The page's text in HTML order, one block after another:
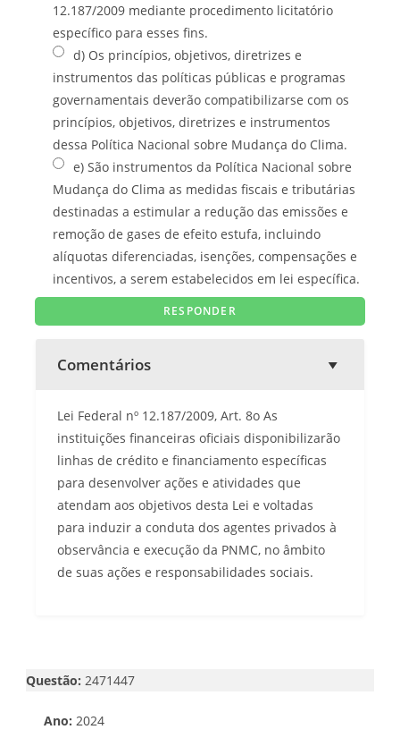
12.187/2009 mediante procedimento licitatório
específico para esses fins.
d) Os princípios, objetivos, diretrizes e
instrumentos das políticas públicas e programas
governamentais deverão compatibilizarse com os
princípios, objetivos, diretrizes e instrumentos
dessa Política Nacional sobre Mudança do Clima.
e) São instrumentos da Política Nacional sobre
Mudança do Clima as medidas fiscais e tributárias
destinadas a estimular a redução das emissões e
remoção de gases de efeito estufa, incluindo
alíquotas diferenciadas, isenções, compensações e
incentivos, a serem estabelecidos em lei específica.
Comentários
Lei Federal nº 12.187/2009, Art. 8o As
instituições financeiras oficiais disponibilizarão
linhas de crédito e financiamento específicas
para desenvolver ações e atividades que
atendam aos objetivos desta Lei e voltadas
para induzir a conduta dos agentes privados à
observância e execução da PNMC, no âmbito
de suas ações e responsabilidades sociais.
Questão: 2471447
Ano: 2024